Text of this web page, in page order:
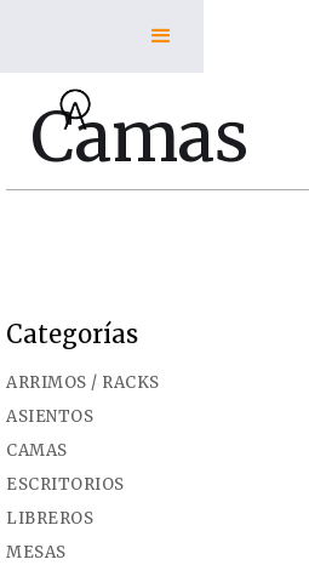
Camas
Categorías
ARRIMOS / RACKS
ASIENTOS
CAMAS
ESCRITORIOS
LIBREROS
MESAS